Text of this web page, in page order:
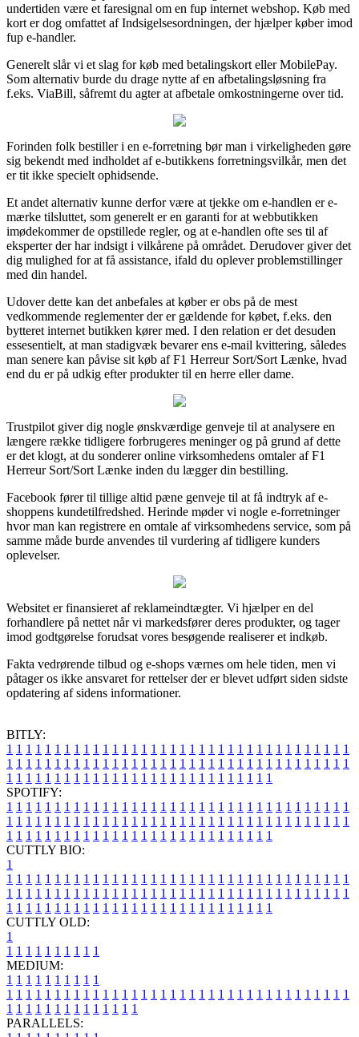
undertiden være et faresignal om en fup internet webshop. Køb med
kort er dog omfattet af Indsigelsesordningen, der hjælper køber imod
fup e-handler.
Generelt slår vi et slag for køb med betalingskort eller MobilePay.
Som alternativ burde du drage nytte af en afbetalingsløsning fra
f.eks. ViaBill, såfremt du agter at afbetale omkostningerne over tid.
Forinden folk bestiller i en e-forretning bør man i virkeligheden gøre
sig bekendt med indholdet af e-butikkens forretningsvilkår, men det
er tit ikke specielt ophidsende.
Et andet alternativ kunne derfor være at tjekke om e-handlen er e-
mærke tilsluttet, som generelt er en garanti for at webbutikken
imødekommer de opstillede regler, og at e-handlen ofte ses til af
eksperter der har indsigt i vilkårene på området. Derudover giver det
dig mulighed for at få assistance, ifald du oplever problemstillinger
med din handel.
Udover dette kan det anbefales at køber er obs på de mest
vedkommende reglementer der er gældende for købet, f.eks. den
bytteret internet butikken kører med. I den relation er det desuden
essesentielt, at man stadigvæk bevarer ens e-mail kvittering, således
man senere kan påvise sit køb af F1 Herreur Sort/Sort Lænke, hvad
end du er på udkig efter produkter til en herre eller dame.
Trustpilot giver dig nogle ønskværdige genveje til at analysere en
længere række tidligere forbrugeres meninger og på grund af dette
er det klogt, at du sonderer online virksomhedens omtaler af F1
Herreur Sort/Sort Lænke inden du lægger din bestilling.
Facebook fører til tillige altid pæne genveje til at få indtryk af e-
shoppens kundetilfredshed. Herinde møder vi nogle e-forretninger
hvor man kan registrere en omtale af virksomhedens service, som på
samme måde burde anvendes til vurdering af tidligere kunders
oplevelser.
Websitet er finansieret af reklameindtægter. Vi hjælper en del
forhandlere på nettet når vi markedsfører deres produkter, og tager
imod godtgørelse forudsat vores besøgende realiserer et indkøb.
Fakta vedrørende tilbud og e-shops værnes om hele tiden, men vi
påtager os ikke ansvaret for rettelser der er blevet udført siden sidste
opdatering af sidens informationer.
BITLY:
1 1 1 1 1 1 1 1 1 1 1 1 1 1 1 1 1 1 1 1 1 1 1 1 1 1 1 1 1 1 1 1 1 1 1 1
1 1 1 1 1 1 1 1 1 1 1 1 1 1 1 1 1 1 1 1 1 1 1 1 1 1 1 1 1 1 1 1 1 1 1 1
1 1 1 1 1 1 1 1 1 1 1 1 1 1 1 1 1 1 1 1 1 1 1 1 1 1 1 1
SPOTIFY:
1 1 1 1 1 1 1 1 1 1 1 1 1 1 1 1 1 1 1 1 1 1 1 1 1 1 1 1 1 1 1 1 1 1 1 1
1 1 1 1 1 1 1 1 1 1 1 1 1 1 1 1 1 1 1 1 1 1 1 1 1 1 1 1 1 1 1 1 1 1 1 1
1 1 1 1 1 1 1 1 1 1 1 1 1 1 1 1 1 1 1 1 1 1 1 1 1 1 1 1
CUTTLY BIO:
1
1 1 1 1 1 1 1 1 1 1 1 1 1 1 1 1 1 1 1 1 1 1 1 1 1 1 1 1 1 1 1 1 1 1 1 1
1 1 1 1 1 1 1 1 1 1 1 1 1 1 1 1 1 1 1 1 1 1 1 1 1 1 1 1 1 1 1 1 1 1 1 1
1 1 1 1 1 1 1 1 1 1 1 1 1 1 1 1 1 1 1 1 1 1 1 1 1 1 1 1
CUTTLY OLD:
1
1 1 1 1 1 1 1 1 1 1
MEDIUM:
1 1 1 1 1 1 1 1 1 1
1 1 1 1 1 1 1 1 1 1 1 1 1 1 1 1 1 1 1 1 1 1 1 1 1 1 1 1 1 1 1 1 1 1 1 1
1 1 1 1 1 1 1 1 1 1 1 1 1 1
PARALLELS: